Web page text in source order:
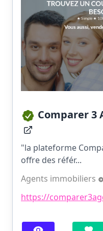
Comparer 3
"la plateforme
offre des référ...
Agents immobiliers
https://